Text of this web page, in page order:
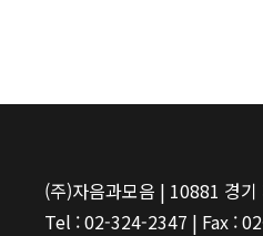
(주)자음과모음 | 10881 경
Tel : 02-324-2347 | Fax :